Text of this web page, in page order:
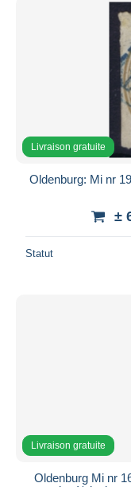
Livraison gratuite
Oldenburg: Mi nr
±
Statut
Livraison gratuite
Oldenburg Mi nr